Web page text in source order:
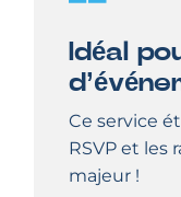
Idéal
Ce service
RSVP et les
majeur !